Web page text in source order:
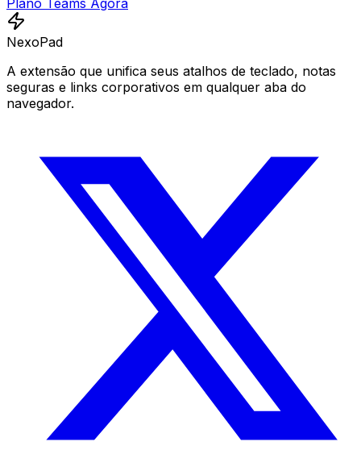
Plano Teams Agora
NexoPad
A extensão que unifica seus atalhos de teclado, notas
seguras e links corporativos em qualquer aba do
navegador.